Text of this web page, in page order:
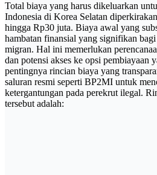
Total biaya yang harus dikeluarkan
Indonesia di Korea Selatan
hingga Rp30 juta. Biaya awal yang
hambatan finansial yang signifikan
migran. Hal ini memerlukan
dan potensi akses ke opsi pembiayaan
pentingnya rincian biaya yang
saluran resmi seperti BP2MI untuk
ketergantungan pada perekrut ilegal.
tersebut adalah: